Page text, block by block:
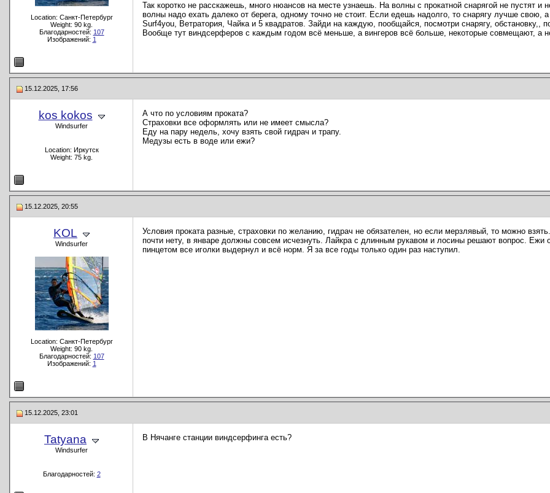
Location: Санкт-Петербург
Weight: 90 kg.
Благодарностей: 107
Изображений: 1
Так коротко не расскажешь, много нюансов на месте узнаешь. На волны с прокатной снарягой не пустят и
волны надо ехать далеко от берега, одному точно не стоит. Если едешь надолго, то снарягу лучше свою,
Surf4you, Ветратория, Чайка и 5 квадратов. Зайди на каждую, пообщайся, посмотри снарягу, обстановку,,
Вообще тут виндсерферов с каждым годом всё меньше, а вингеров всё больше, некоторые совмещают, а
15.12.2025, 17:56
kos kokos
Windsurfer
Location: Иркутск
Weight: 75 kg.
А что по условиям проката?
Страховки все оформлять или не имеет смысла?
Еду на пару недель, хочу взять свой гидрач и трапу.
Медузы есть в воде или ежи?
15.12.2025, 20:55
KOL
Windsurfer
Location: Санкт-Петербург
Weight: 90 kg.
Благодарностей: 107
Изображений: 1
Условия проката разные, страховки по желанию, гидрач не обязателен, но если мерзлявый, то можно
почти нету, в январе должны совсем исчезнуть. Лайкра с длинным рукавом и лосины решают вопрос. Ежи
пинцетом все иголки выдернул и всё норм. Я за все годы только один раз наступил.
15.12.2025, 23:01
Tatyana
Windsurfer
Благодарностей: 2
В Нячанге станции виндсерфинга есть?